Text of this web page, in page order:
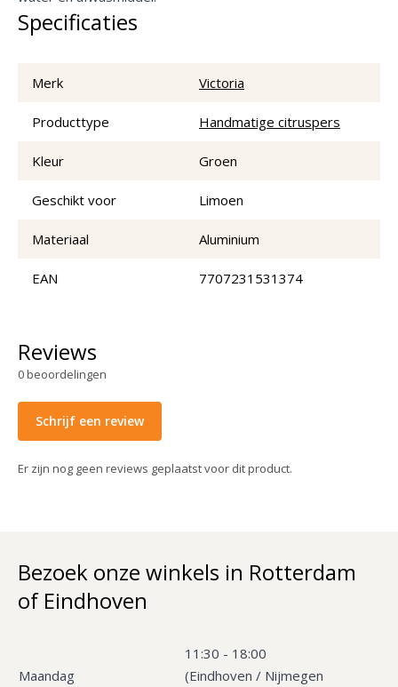
Specificaties
Merk Victoria
Producttype Handmatige citruspers
Kleur Groen
Geschikt voor Limoen
Materiaal Aluminium
EAN 7707231531374
Reviews
0beoordelingen
Schrijf een review
Er zijn nog geen reviews geplaatst voor dit product.
Bezoek onze winkels in Rotterdam
of Eindhoven
Maandag
11:30 - 18:00
(Eindhoven / Nijmegen